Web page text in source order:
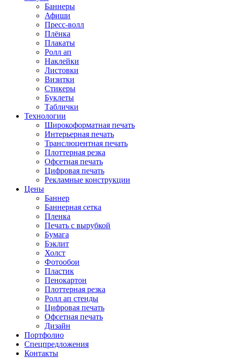
Баннеры
Афиши
Пресс-волл
Плёнка
Плакаты
Ролл ап
Наклейки
Листовки
Визитки
Стикеры
Буклеты
Таблички
Технологии
Широкоформатная печать
Интерьерная печать
Транслюцентная печать
Плоттерная резка
Офсетная печать
Цифровая печать
Рекламные конструкции
Цены
Баннер
Баннерная сетка
Пленка
Печать с вырубкой
Бумага
Бэклит
Холст
Фотообои
Пластик
Пенокартон
Плоттерная резка
Ролл ап стенды
Цифровая печать
Офсетная печать
Дизайн
Портфолио
Спецпредложения
Контакты